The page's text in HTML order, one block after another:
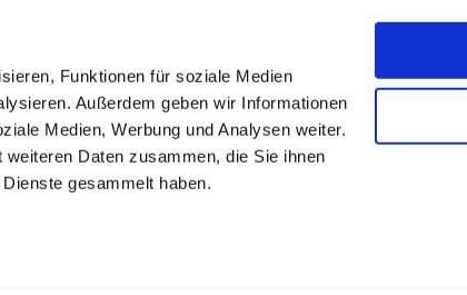
Funktionen für soziale Medien
Außerdem geben wir Informationen
Medien, Werbung und Analysen weiter.
Daten zusammen, die Sie ihnen
gesammelt haben.